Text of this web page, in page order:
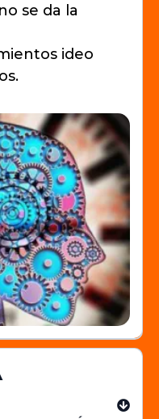
se da la
ideo